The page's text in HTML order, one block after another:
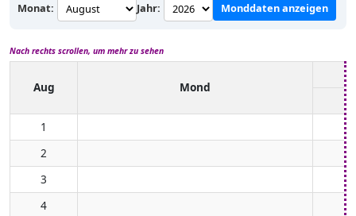
Monat: Jahr: Monddaten anzeigen
Nach rechts scrollen, um mehr zu sehen
Aug Mond
1
2
3
4